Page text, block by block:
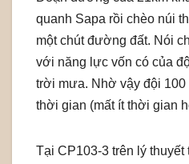
quanh Sapa rồi chèo núi
một chút đường đất. Nói
với năng lực vốn có của
trời mưa. Nhờ vậy đội
thời gian (mất ít thời gian
Tại CP103-3 trên lý